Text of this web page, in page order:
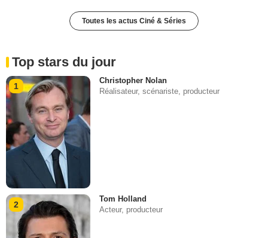
Toutes les actus Ciné & Séries
Top stars du jour
1
Christopher Nolan
Réalisateur, scénariste, producteur
2
Tom Holland
Acteur, producteur